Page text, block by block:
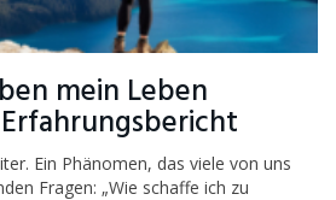
mein Leben
Ein Phänomen, das viele von uns
Fragen: „Wie schaffe ich zu